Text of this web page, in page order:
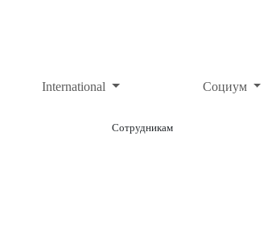
International Социум
Сотрудникам